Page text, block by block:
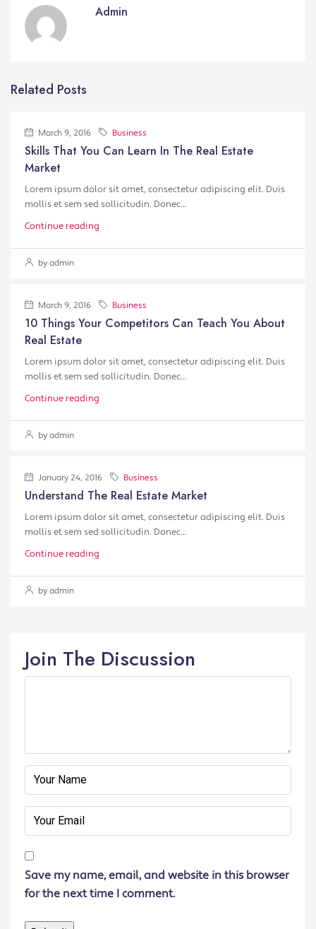
Admin
Related Posts
March 9, 2016 Business
Skills That You Can Learn In The Real Estate
Market
Lorem ipsum dolor sit amet, consectetur adipiscing elit. Duis
mollis et sem sed sollicitudin. Donec...
Continue reading
by admin
March 9, 2016 Business
10 Things Your Competitors Can Teach You About
Real Estate
Lorem ipsum dolor sit amet, consectetur adipiscing elit. Duis
mollis et sem sed sollicitudin. Donec...
Continue reading
by admin
January 24, 2016 Business
Understand The Real Estate Market
Lorem ipsum dolor sit amet, consectetur adipiscing elit. Duis
mollis et sem sed sollicitudin. Donec...
Continue reading
by admin
Join The Discussion
Save my name, email, and website in this browser
for the next time I comment.